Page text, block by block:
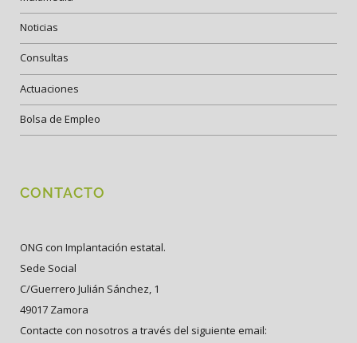
Noticias
Consultas
Actuaciones
Bolsa de Empleo
CONTACTO
ONG con Implantación estatal.
Sede Social
C/Guerrero Julián Sánchez, 1
49017 Zamora
Contacte con nosotros a través del siguiente email: